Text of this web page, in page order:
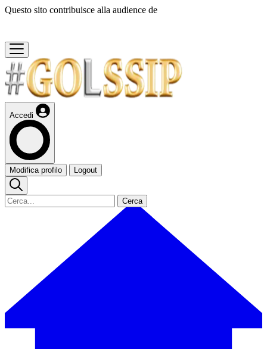
Questo sito contribuisce alla audience de
Accedi
Modifica profilo Logout
Cerca